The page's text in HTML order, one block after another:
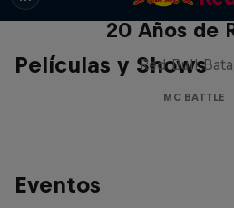
Películas y Shows
20 Años de
Red Bull
MC BATTLE
Eventos